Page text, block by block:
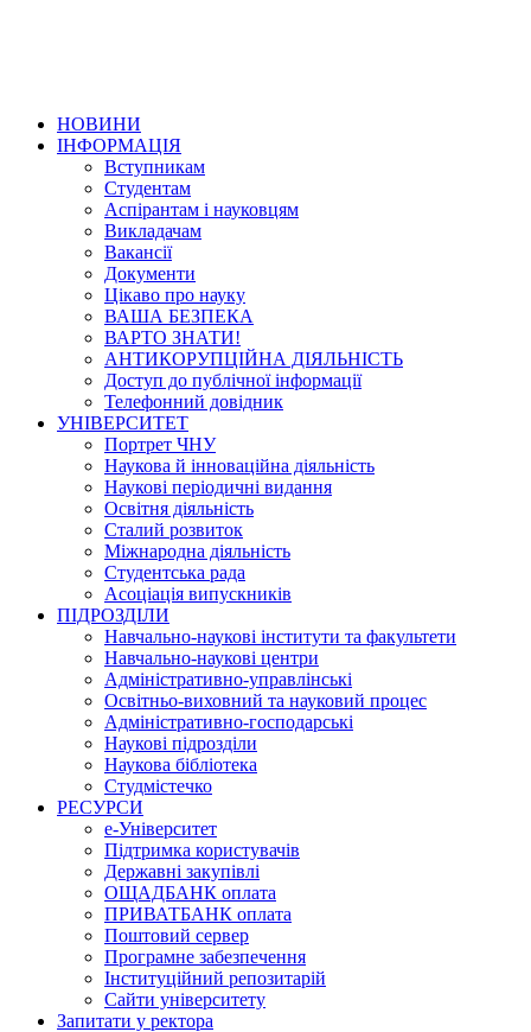
НОВИНИ
ІНФОРМАЦІЯ
Вступникам
Студентам
Аспірантам і науковцям
Викладачам
Вакансії
Документи
Цікаво про науку
ВАША БЕЗПЕКА
ВАРТО ЗНАТИ!
АНТИКОРУПЦІЙНА ДІЯЛЬНІСТЬ
Доступ до публічної інформації
Телефонний довідник
УНІВЕРСИТЕТ
Портрет ЧНУ
Наукова й інноваційна діяльність
Наукові періодичні видання
Освітня діяльність
Сталий розвиток
Міжнародна діяльність
Студентська рада
Асоціація випускників
ПІДРОЗДІЛИ
Навчально-наукові інститути та факультети
Навчально-наукові центри
Адміністративно-управлінські
Освітньо-виховний та науковий процес
Адміністративно-господарські
Наукові підрозділи
Наукова бібліотека
Студмістечко
РЕСУРСИ
е-Університет
Підтримка користувачів
Державні закупівлі
ОЩАДБАНК оплата
ПРИВАТБАНК оплата
Поштовий сервер
Програмне забезпечення
Інституційний репозитарій
Сайти університету
Запитати у ректора